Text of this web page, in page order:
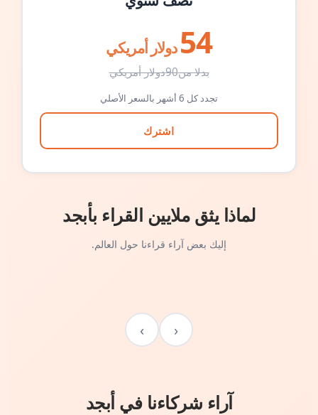
54 دولار أمريكي
بدلا من90دولار أمريكي
تجدد كل 6 أشهر بالسعر الأصلي
اشترك
لماذا يثق ملايين القراء بأبجد
إليك بعض آراء قراءنا حول العالم.
‹
›
آراء شركاءنا في أبجد